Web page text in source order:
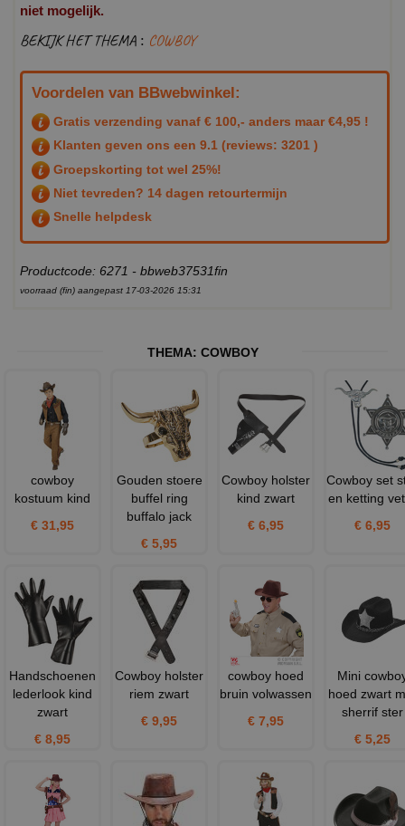
niet mogelijk.
BEKIJK HET THEMA : COWBOY
Voordelen van BBwebwinkel:
Gratis verzending vanaf € 100,- anders maar €4,95 !
Klanten geven ons een 9.1 (reviews: 3201 )
Groepskorting tot wel 25%!
Niet tevreden? 14 dagen retourtermijn
Snelle helpdesk
Productcode: 6271 - bbweb37531fin
voorraad (fin) aangepast 17-03-2026 15:31
THEMA: COWBOY
cowboy
kostuum kind
€ 31,95
Gouden stoere
buffel ring
buffalo jack
€ 5,95
Cowboy holster
kind zwart
€ 6,95
Cowboy set
en ketting
€ 6,95
Handschoenen
lederlook kind
zwart
€ 8,95
Cowboy holster
riem zwart
€ 9,95
cowboy hoed
bruin volwassen
€ 7,95
Mini
hoed zwart
sherrif ster
€ 5,25